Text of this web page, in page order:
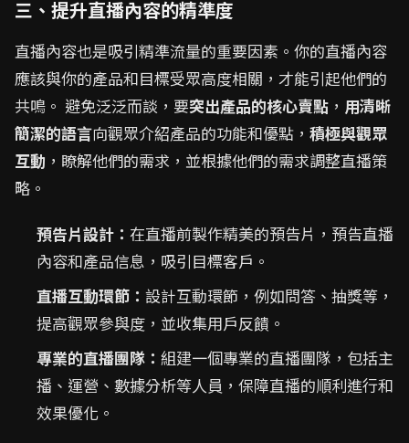
三、提升直播內容的精準度
直播內容也是吸引精準流量的重要因素。你的直播內容
應該與你的產品和目標受眾高度相關，才能引起他們的
共鳴。 避免泛泛而談，要突出產品的核心賣點 ， 用清晰
簡潔的語言向觀眾介紹產品的功能和優點， 積極與觀眾
互動 ，瞭解他們的需求，並根據他們的需求調整直播策
略。
預告片設計： 在直播前製作精美的預告片，預告直播
內容和產品信息，吸引目標客戶。
直播互動環節： 設計互動環節，例如問答、抽獎等，
提高觀眾參與度，並收集用戶反饋。
專業的直播團隊： 組建一個專業的直播團隊，包括主
播、運營、數據分析等人員，保障直播的順利進行和
效果優化。